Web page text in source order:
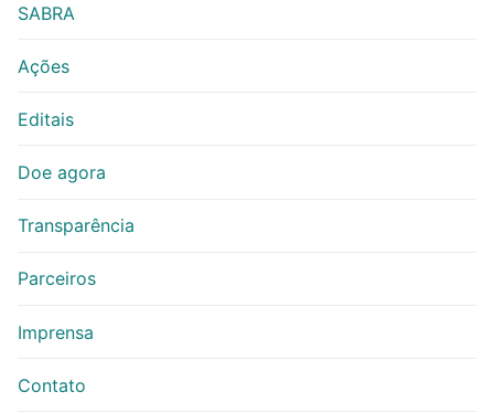
SABRA
Ações
Editais
Doe agora
Transparência
Parceiros
Imprensa
Contato